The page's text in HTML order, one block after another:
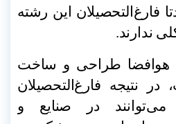
فارغ‌التحصیلان این رشته
ندارند.
طراحی و ساخت
نتیجه فارغ‌التحصیلان
در صنایع و